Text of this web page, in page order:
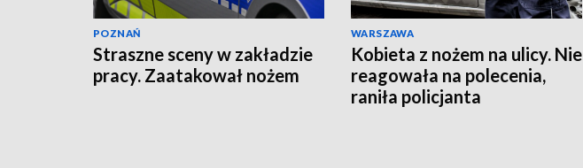
POZNAŃ
Straszne sceny w zakładzie
pracy. Zaatakował nożem
WARSZAWA
Kobieta z nożem na ulicy. Nie
reagowała na polecenia,
raniła policjanta